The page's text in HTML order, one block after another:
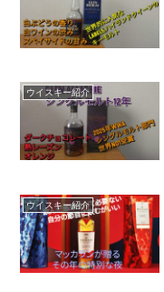
ウイスキー紹介
ウイスキー紹介